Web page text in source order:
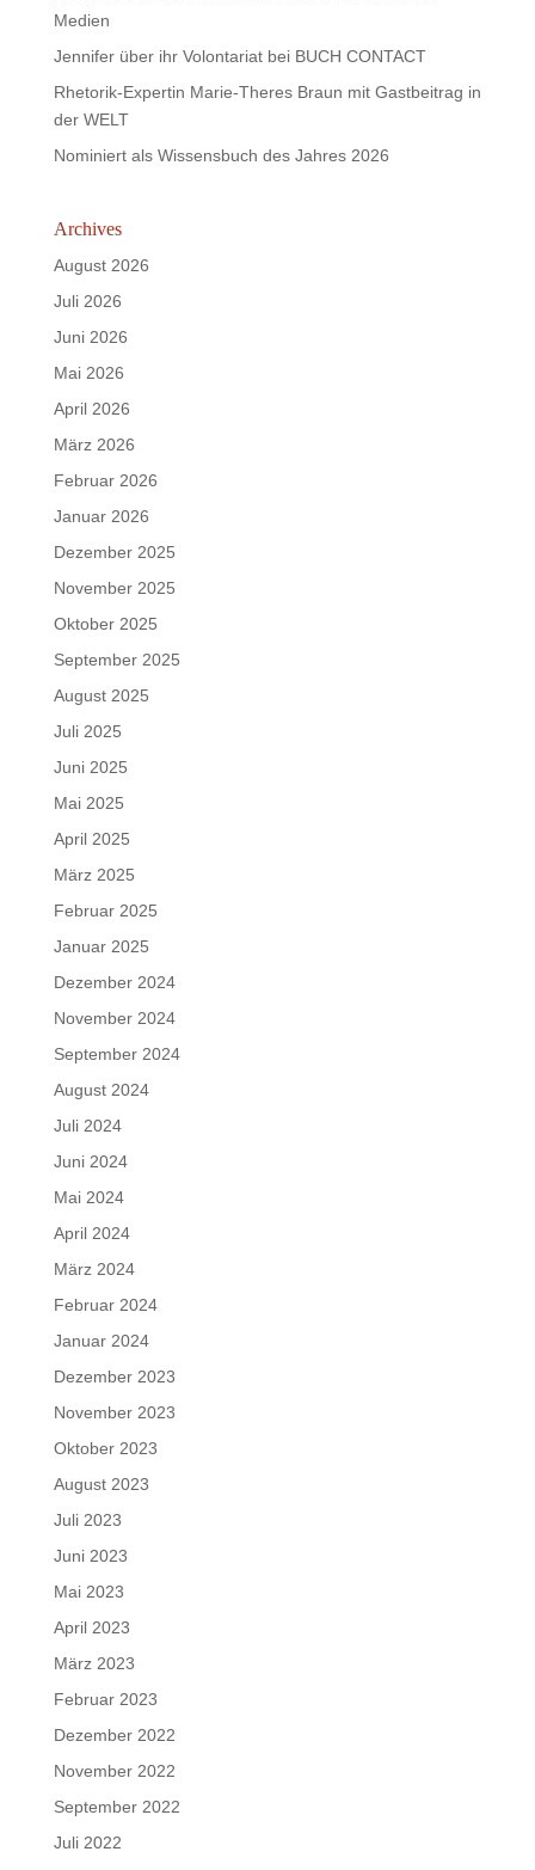
Medien
Jennifer über ihr Volontariat bei BUCH CONTACT
Rhetorik-Expertin Marie-Theres Braun mit Gastbeitrag in
der WELT
Nominiert als Wissensbuch des Jahres 2026
Archives
August 2026
Juli 2026
Juni 2026
Mai 2026
April 2026
März 2026
Februar 2026
Januar 2026
Dezember 2025
November 2025
Oktober 2025
September 2025
August 2025
Juli 2025
Juni 2025
Mai 2025
April 2025
März 2025
Februar 2025
Januar 2025
Dezember 2024
November 2024
September 2024
August 2024
Juli 2024
Juni 2024
Mai 2024
April 2024
März 2024
Februar 2024
Januar 2024
Dezember 2023
November 2023
Oktober 2023
August 2023
Juli 2023
Juni 2023
Mai 2023
April 2023
März 2023
Februar 2023
Dezember 2022
November 2022
September 2022
Juli 2022